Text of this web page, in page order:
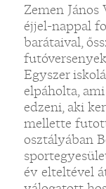
Zemen
éjjel-nappal
barátaival,
Egyszer
elpáholta,
edzeni, aki
mellette
osztályában
év elteltével